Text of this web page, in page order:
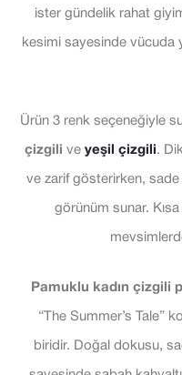
ister gündelik rahat
kesimi sayesinde vücuda
Ürün 3 renk seçeneğiyle
çizgili ve yeşil çizgili.
ve zarif gösterirken,
görünüm sunar. Kısa
Pamuklu kadın çizgili
“The Summer’s Tale”
biridir. Doğal dokusu,